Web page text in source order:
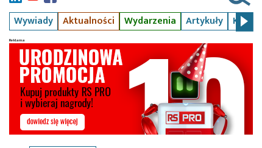
Wywiady Aktualności Wydarzenia Artykuły Kursy